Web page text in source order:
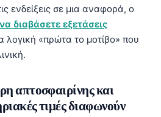
ενδείξεις σε μια αναφορά, ο
διαβάσετε εξετάσεις
λογική «πρώτα το μοτίβο» που
απτοσφαιρίνης και
τιμές διαφωνούν